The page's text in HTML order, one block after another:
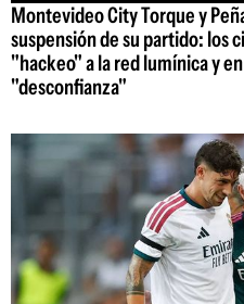
Montevideo City Torque y
suspensión de su partido: los
"hackeo" a la red lumínica y
"desconfianza"